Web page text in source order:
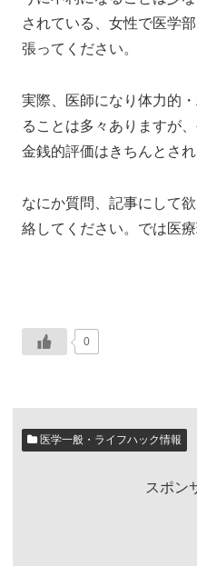
されている、女性で医学
張ってください。
実際、医師になり体力的
ることは多々ありますが
金銭的評価はきちんとさ
なにか質問、記事にして
絡してください。では医
0
医学一般・ライフハック情報
スポン